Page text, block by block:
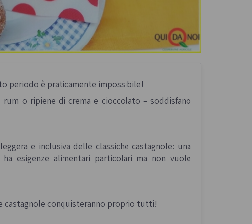
periodo è praticamente impossibile!
o ripiene di crema e cioccolato – soddisfano
e inclusiva delle classiche castagnole: una
esigenze alimentari particolari ma non vuole
castagnole conquisteranno proprio tutti!